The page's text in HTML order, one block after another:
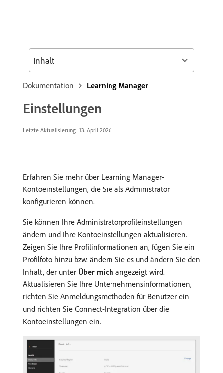
Dokumentation Learning Manager
Einstellungen
Letzte Aktualisierung: 13. April 2026
Erfahren Sie mehr über Learning Manager-
Kontoeinstellungen, die Sie als Administrator
konfigurieren können.
Sie können Ihre Administratorprofileinstellungen
ändern und Ihre Kontoeinstellungen aktualisieren.
Zeigen Sie Ihre Profilinformationen an, fügen Sie ein
Profilfoto hinzu bzw. ändern Sie es und ändern Sie den
Inhalt, der unter Über mich angezeigt wird.
Aktualisieren Sie Ihre Unternehmensinformationen,
richten Sie Anmeldungsmethoden für Benutzer ein
und richten Sie Connect-Integration über die
Kontoeinstellungen ein.
Inhalt